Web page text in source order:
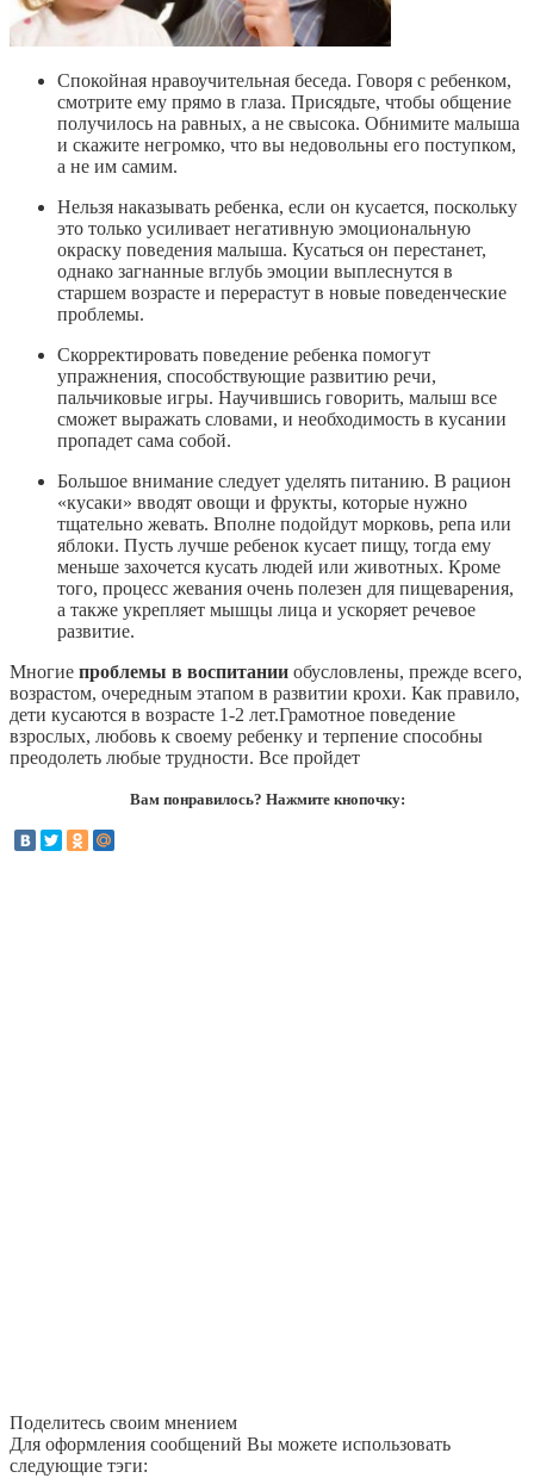
Спокойная нравоучительная беседа. Говоря с ребенком,
смотрите ему прямо в глаза. Присядьте, чтобы общение
получилось на равных, а не свысока. Обнимите малыша
и скажите негромко, что вы недовольны его поступком,
а не им самим.
Нельзя наказывать ребенка, если он кусается, поскольку
это только усиливает негативную эмоциональную
окраску поведения малыша. Кусаться он перестанет,
однако загнанные вглубь эмоции выплеснутся в
старшем возрасте и перерастут в новые поведенческие
проблемы.
Скорректировать поведение ребенка помогут
упражнения, способствующие развитию речи,
пальчиковые игры. Научившись говорить, малыш все
сможет выражать словами, и необходимость в кусании
пропадет сама собой.
Большое внимание следует уделять питанию. В рацион
«кусаки» вводят овощи и фрукты, которые нужно
тщательно жевать. Вполне подойдут морковь, репа или
яблоки. Пусть лучше ребенок кусает пищу, тогда ему
меньше захочется кусать людей или животных. Кроме
того, процесс жевания очень полезен для пищеварения,
а также укрепляет мышцы лица и ускоряет речевое
развитие.
Многие проблемы в воспитании обусловлены, прежде всего,
возрастом, очередным этапом в развитии крохи. Как правило,
дети кусаются в возрасте 1-2 лет.Грамотное поведение
взрослых, любовь к своему ребенку и терпение способны
преодолеть любые трудности. Все пройдет
Вам понравилось? Нажмите кнопочку:
Поделитесь своим мнением
Для оформления сообщений Вы можете использовать
следующие тэги: